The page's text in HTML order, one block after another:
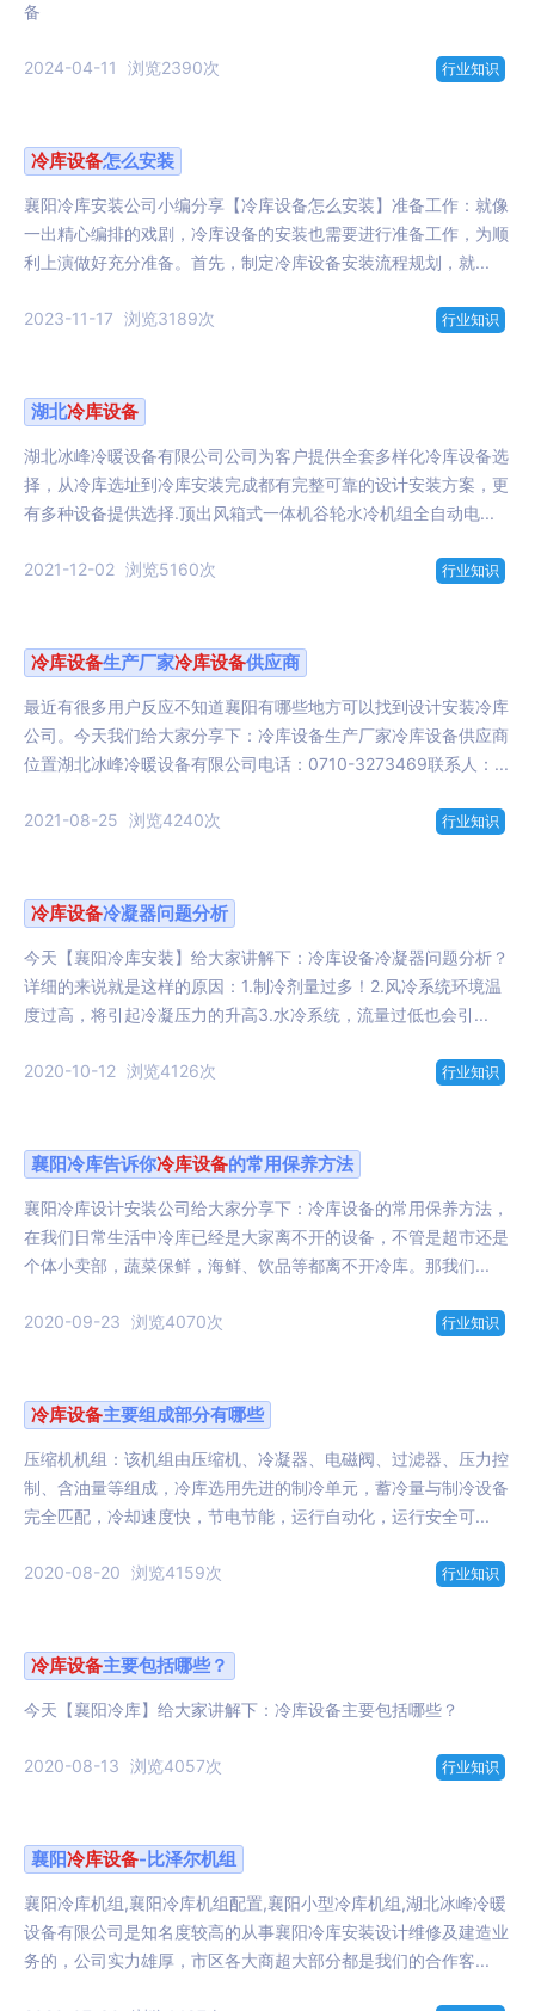
备
2024-04-11 浏览2390次 行业知识
冷库设备怎么安装
襄阳冷库安装公司小编分享【冷库设备怎么安装】准备工作：就像
一出精心编排的戏剧，冷库设备的安装也需要进行准备工作，为顺
利上演做好充分准备。首先，制定冷库设备安装流程规划，就...
2023-11-17 浏览3189次 行业知识
湖北冷库设备
湖北冰峰冷暖设备有限公司公司为客户提供全套多样化冷库设备选
择，从冷库选址到冷库安装完成都有完整可靠的设计安装方案，更
有多种设备提供选择.顶出风箱式一体机谷轮水冷机组全自动电...
2021-12-02 浏览5160次 行业知识
冷库设备生产厂家冷库设备供应商
最近有很多用户反应不知道襄阳有哪些地方可以找到设计安装冷库
公司。今天我们给大家分享下：冷库设备生产厂家冷库设备供应商
位置湖北冰峰冷暖设备有限公司电话：0710-3273469联系人：...
2021-08-25 浏览4240次 行业知识
冷库设备冷凝器问题分析
今天【襄阳冷库安装】给大家讲解下：冷库设备冷凝器问题分析？
详细的来说就是这样的原因：1.制冷剂量过多！2.风冷系统环境温
度过高，将引起冷凝压力的升高3.水冷系统，流量过低也会引...
2020-10-12 浏览4126次 行业知识
襄阳冷库告诉你冷库设备的常用保养方法
襄阳冷库设计安装公司给大家分享下：冷库设备的常用保养方法，
在我们日常生活中冷库已经是大家离不开的设备，不管是超市还是
个体小卖部，蔬菜保鲜，海鲜、饮品等都离不开冷库。那我们...
2020-09-23 浏览4070次 行业知识
冷库设备主要组成部分有哪些
压缩机机组：该机组由压缩机、冷凝器、电磁阀、过滤器、压力控
制、含油量等组成，冷库选用先进的制冷单元，蓄冷量与制冷设备
完全匹配，冷却速度快，节电节能，运行自动化，运行安全可...
2020-08-20 浏览4159次 行业知识
冷库设备主要包括哪些？
今天【襄阳冷库】给大家讲解下：冷库设备主要包括哪些？
2020-08-13 浏览4057次 行业知识
襄阳冷库设备-比泽尔机组
襄阳冷库机组,襄阳冷库机组配置,襄阳小型冷库机组,湖北冰峰冷暖
设备有限公司是知名度较高的从事襄阳冷库安装设计维修及建造业
务的，公司实力雄厚，市区各大商超大部分都是我们的合作客...